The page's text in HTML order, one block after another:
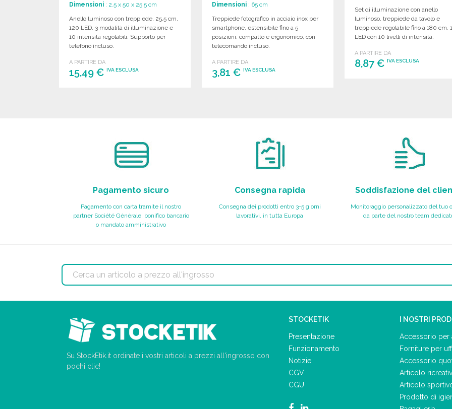
Dimensioni : 2.5 x 50 x 25.5 cm
Anello luminoso con treppiede, 25,5 cm,
120 LED, 3 modalità di illuminazione e
10 intensità regolabili. Supporto per
telefono incluso.
A PARTIRE DA
15,49 € IVA ESCLUSA
Dimensioni : 65 cm
Treppiede fotografico in acciaio inox per
smartphone, estensibile fino a 5
posizioni, compatto e ergonomico, con
telecomando incluso.
A PARTIRE DA
3,81 €IVA ESCLUSA
Set di illuminazione con anello
luminoso, treppiede da tavolo e
treppiede regolabile fino a 180 cm.
LED con 10 livelli di intensità.
A PARTIRE DA
8,87 €IVA ESCLUSA
Pagamento sicuro
Pagamento con carta tramite il nostro
partner Société Générale, bonifico bancario
o mandato amministrativo
Consegna rapida
Consegna dei prodotti entro 3-5 giorni
lavorativi, in tutta Europa
Soddisfazione del
Monitoraggio personalizzato del tuo
da parte del nostro team
Su StockEtik.it ordinate i vostri articoli a prezzi all'ingrosso con
pochi clic!
STOCKETIK
Presentazione
Funzionamento
Notizie
CGV
CGU
I NOSTRI
Accessorio per
Forniture per
Accessorio
Articolo
Articolo
Prodotto di